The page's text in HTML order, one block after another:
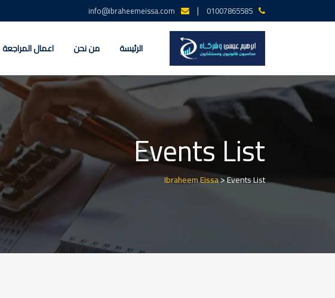
to
01007865585
|
info@ibraheemeissa.com
الرئيسة من نحن اعمال المراجعة
Events List
Ibraheem Eissa>Events List